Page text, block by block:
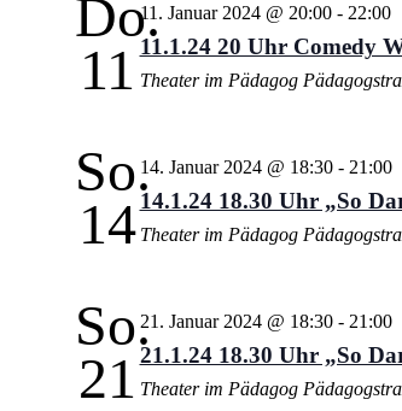
Do.
11
11. Januar 2024 @ 20:00- 22:00
11.1.24 20 Uhr Comedy
Theater im Pädagog
So.
14
14. Januar 2024 @ 18:30- 21:00
14.1.24 18.30 Uhr „So
Theater im Pädagog
So.
21
21. Januar 2024 @ 18:30- 21:00
21.1.24 18.30 Uhr „So
Theater im Pädagog